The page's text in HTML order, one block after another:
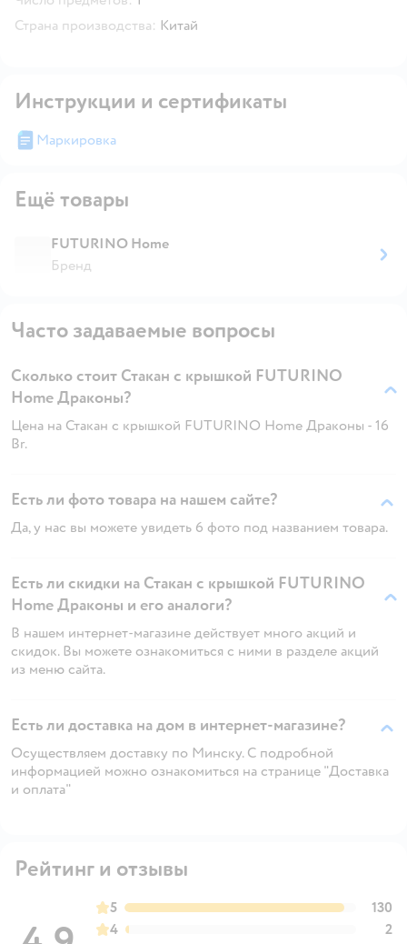
Страна производства: Китай
Инструкции и сертификаты
Маркировка
Ещё товары
FUTURINO Home
Бренд
Часто задаваемые вопросы
Сколько стоит Стакан с крышкой FUTURINO
Home Драконы?
Цена на Стакан с крышкой FUTURINO Home Драконы - 16
Br.
Есть ли фото товара на нашем сайте?
Да, у нас вы можете увидеть 6 фото под названием товара.
Есть ли скидки на Стакан с крышкой FUTURINO
Home Драконы и его аналоги?
В нашем интернет-магазине действует много акций и
скидок. Вы можете ознакомиться с ними в разделе акций
из меню сайта.
Есть ли доставка на дом в интернет-магазине?
Осуществляем доставку по Минску. С подробной
информацией можно ознакомиться на странице "Доставка
и оплата"
Рейтинг и отзывы
5
130
4
2